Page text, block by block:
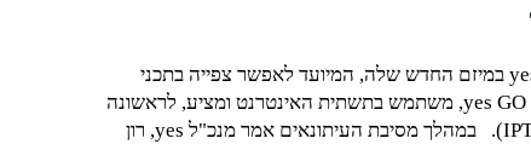
לא פחות משנתיים של עבודה ו-50 מיליון שקל השקיעה חברת yes במיזם החדש שלה, המיועד לאפשר צפייה בתכני
הוידאו וה-VOD של החברה במכשירים ניידים. השירות, המכונה yes GO, משתמש בתשתית האינטרנט ומציע, לראשונה
בישראל, שירות טלוויזיה מסחרי רחב המבוסס על תשתית IP ‏(IPTV). במהלך מסיבת העיתונאים אמר מנכ"ל yes, רון